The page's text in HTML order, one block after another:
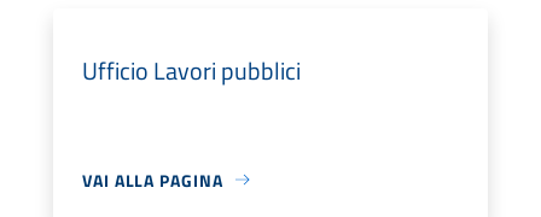
Ufficio Lavori pubblici
VAI ALLA PAGINA